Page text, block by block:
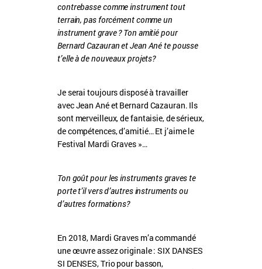
contrebasse comme instrument tout
terrain, pas forcément comme un
instrument grave ? Ton amitié pour
Bernard Cazauran et Jean Ané te pousse
t’elle à de nouveaux projets?
Je serai toujours disposé à travailler
avec Jean Ané et Bernard Cazauran. Ils
sont merveilleux, de fantaisie, de sérieux,
de compétences, d’amitié… Et j’aime le
Festival Mardi Graves »…
Ton goût pour les instruments graves te
porte t’il vers d’autres instruments ou
d’autres formations?
En 2018, Mardi Graves m’a commandé
une œuvre assez originale : SIX DANSES
SI DENSES, Trio pour basson,